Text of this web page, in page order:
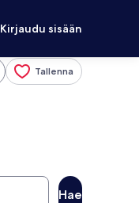
Kirjaudu sisään
Tallenna
Hae